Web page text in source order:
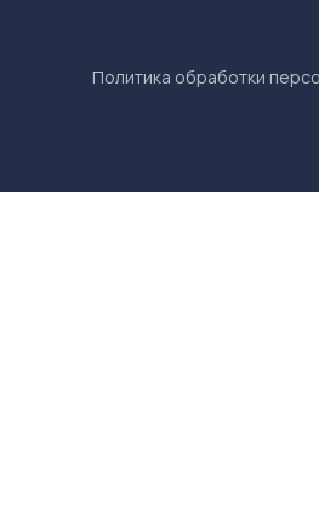
Политика обработки